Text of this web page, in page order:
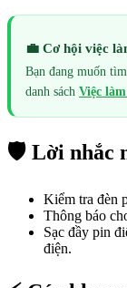
💼 Cơ hội việc
Bạn đang muốn
danh sách Việc
🛡️ Lời nhắc
Kiểm tra đèn
Thông báo
Sạc đầy pin
điện.